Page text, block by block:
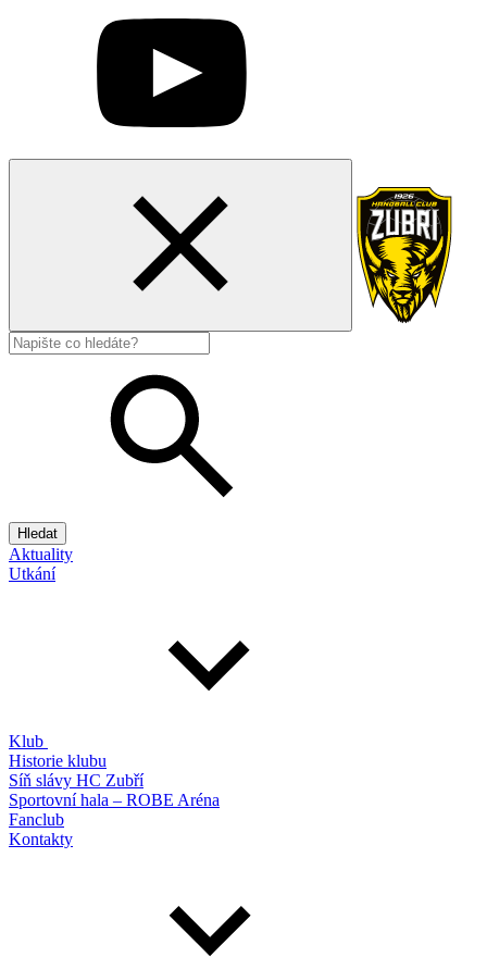
Hledat
Aktuality
Utkání
Klub
Historie klubu
Síň slávy HC Zubří
Sportovní hala – ROBE Aréna
Fanclub
Kontakty